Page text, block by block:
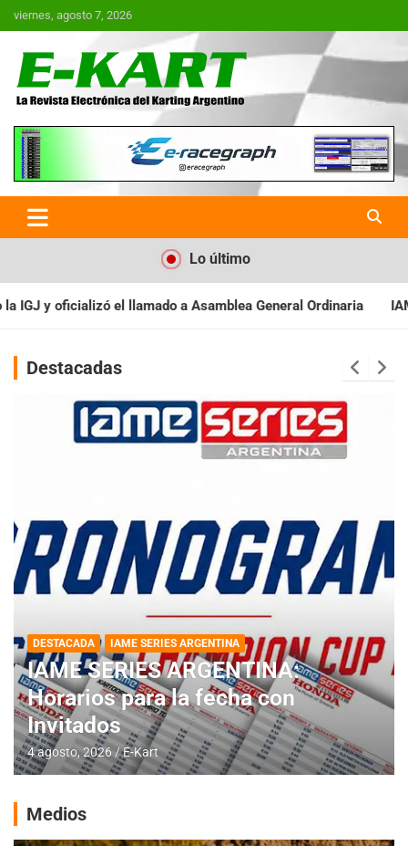
Saltar
al
viernes, agosto 7, 2026
E-Kart.com.ar | La Revista
Electrónica del Karting en
Argentina
Lo último
General Ordinaria IAME SERIES ARGENTINA:
Destacadas
DESTACADA IAME SERIES ARGENTINA
IAME SERIES ARGENTINA:
Horarios para la fecha con
Invitados
4 agosto, 2026 E-Kart
Medios